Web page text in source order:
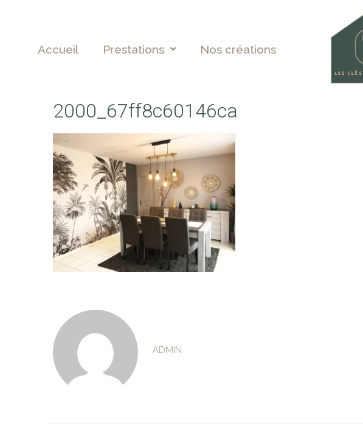
Accueil Prestations Nos créations
2000_67ff8c60146ca
ADMIN